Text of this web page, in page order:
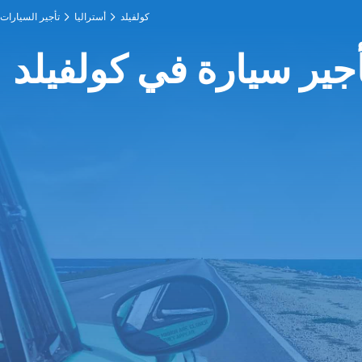
تأجير السيارات أستراليا كولفيلد
سيارة في كولفيلد